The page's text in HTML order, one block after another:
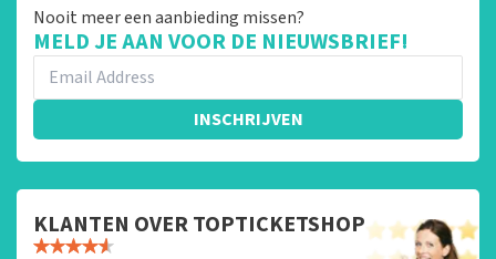
Nooit meer een aanbieding missen?
MELD JE AAN VOOR DE NIEUWSBRIEF!
INSCHRIJVEN
KLANTEN OVER TOPTICKETSHOP